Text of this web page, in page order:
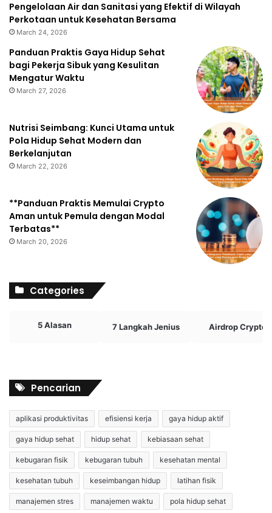
Pengelolaan Air dan Sanitasi yang Efektif di Wilayah
Perkotaan untuk Kesehatan Bersama
March 24, 2026
Panduan Praktis Gaya Hidup Sehat
bagi Pekerja Sibuk yang Kesulitan
Mengatur Waktu
March 27, 2026
Nutrisi Seimbang: Kunci Utama untuk
Pola Hidup Sehat Modern dan
Berkelanjutan
March 22, 2026
**Panduan Praktis Memulai Crypto
Aman untuk Pemula dengan Modal
Terbatas**
March 20, 2026
Categories
5 Alasan 7 Langkah Jenius Airdrop Crypto
Pencarian
aplikasi produktivitas efisiensi kerja gaya hidup aktif
gaya hidup sehat hidup sehat kebiasaan sehat
kebugaran fisik kebugaran tubuh kesehatan mental
kesehatan tubuh keseimbangan hidup latihan fisik
manajemen stres manajemen waktu pola hidup sehat